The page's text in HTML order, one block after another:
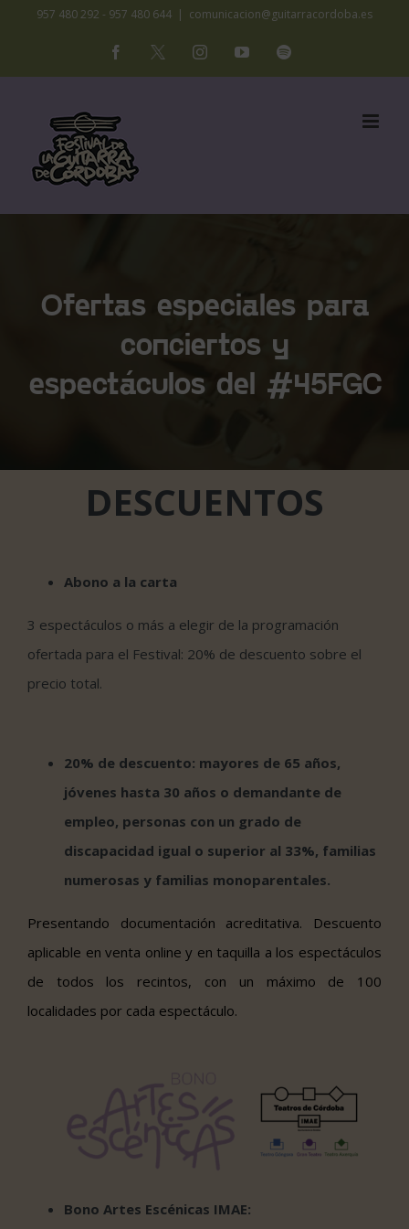
contenido
957 480 292 - 957 480 644 | comunicacion@guitarracordoba.es
Facebook
X InstagramYouTubeSpotify
Ofertas especiales para
conciertos y
espectáculos del #45FGC
DESCUENTOS
Abono a la carta
3 espectáculos o más a elegir de la programación
ofertada para el Festival: 20% de descuento sobre el
precio total.
20% de descuento: mayores de 65 años,
jóvenes hasta 30 años o demandante de
empleo, personas con un grado de
discapacidad igual o superior al 33%, familias
numerosas y familias monoparentales.
Presentando documentación acreditativa. Descuento
aplicable en venta online y en taquilla a los espectáculos
de todos los recintos, con un máximo de 100
localidades por cada espectáculo.
Bono Artes Escénicas IMAE: